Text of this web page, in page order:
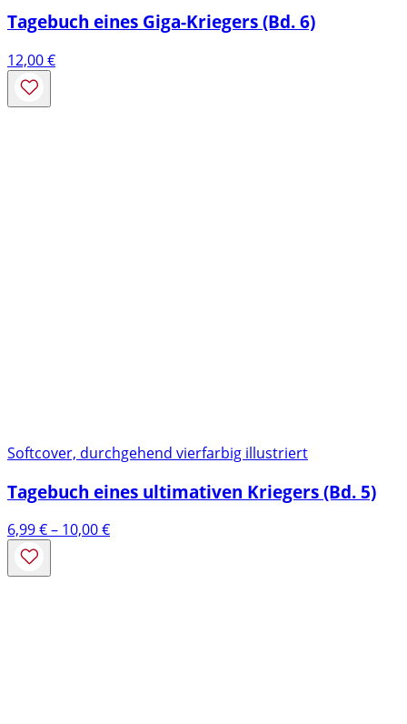
Tagebuch eines Giga-Kriegers (Bd. 6)
12,00€
Softcover, durchgehend vierfarbig illustriert
Tagebuch eines ultimativen Kriegers (Bd. 5)
6,99€– 10,00€Preisspanne: